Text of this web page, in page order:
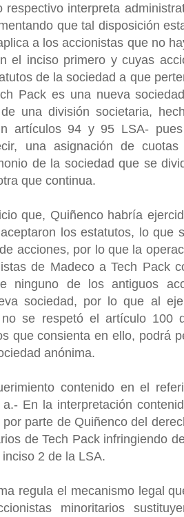
respectivo interpreta
que tal disposición
a los accionistas que no
el inciso primero y cuyas
de la sociedad a que
Pack es una nueva
una división societaria,
artículos 94 y 95 LSA-
una asignación de
de la sociedad que se
que continua.
que, Quiñenco habría
los estatutos, lo que
acciones, por lo que la
de Madeco a Tech Pack
ninguno de los antiguos
sociedad, por lo que al
no se respetó el artículo 100
que consienta en ello, podrá
anónima.
contenido en el
En la interpretación
parte de Quiñenco del
de Tech Pack infringiendo
2 de la LSA.
regula el mecanismo legal
minoritarios